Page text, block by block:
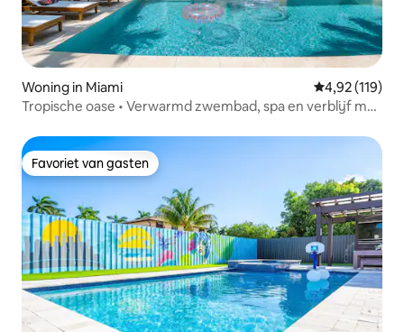
Woning in Miami Gemiddelde
4,92 (119)
Tropische oase • Verwarmd zwembad, spa en verblijf met
Favoriet van gasten
Favoriet van gasten